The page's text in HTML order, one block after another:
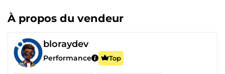
À propos du vendeur
bloraydev
Performance Top